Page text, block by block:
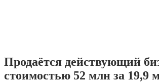
Продаётся действующий
стоимостью 52 млн за 19,9